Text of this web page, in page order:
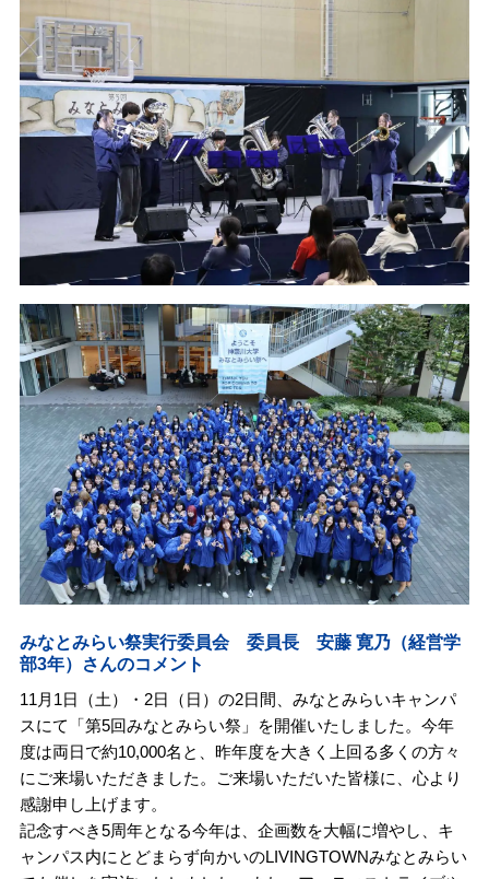
みなとみらい祭実行委員会 委員長 安藤 寛乃（経営学
部3年）さんのコメント
11月1日（土）・2日（日）の2日間、みなとみらいキャンパ
スにて「第5回みなとみらい祭」を開催いたしました。今年
度は両日で約10,000名と、昨年度を大きく上回る多くの方々
にご来場いただきました。ご来場いただいた皆様に、心より
感謝申し上げます。
記念すべき5周年となる今年は、企画数を大幅に増やし、キ
ャンパス内にとどまらず向かいのLIVINGTOWNみなとみらい